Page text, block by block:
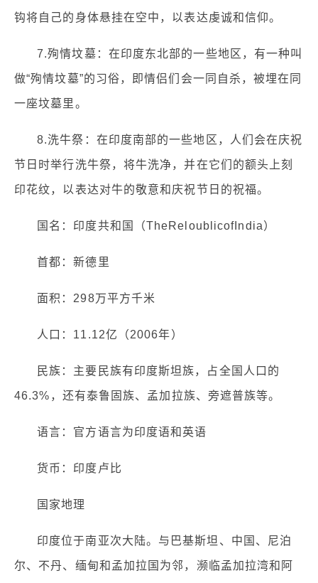
钩将自己的身体悬挂在空中，以表达虔诚和信仰。
7.殉情坟墓：在印度东北部的一些地区，有一种叫
做“殉情坟墓”的习俗，即情侣们会一同自杀，被埋在同
一座坟墓里。
8.洗牛祭：在印度南部的一些地区，人们会在庆祝
节日时举行洗牛祭，将牛洗净，并在它们的额头上刻
印花纹，以表达对牛的敬意和庆祝节日的祝福。
国名：印度共和国（TheReloublicofIndia）
首都：新德里
面积：298万平方千米
人口：11.12亿（2006年）
民族：主要民族有印度斯坦族，占全国人口的
46.3%，还有泰鲁固族、孟加拉族、旁遮普族等。
语言：官方语言为印度语和英语
货币：印度卢比
国家地理
印度位于南亚次大陆。与巴基斯坦、中国、尼泊
尔、不丹、缅甸和孟加拉国为邻，濒临孟加拉湾和阿